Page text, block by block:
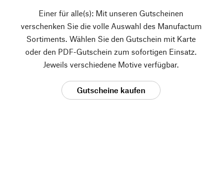
Einer für alle(s): Mit unseren Gutscheinen
verschenken Sie die volle Auswahl des Manufactum
Sortiments. Wählen Sie den Gutschein mit Karte
oder den PDF-Gutschein zum sofortigen Einsatz.
Jeweils verschiedene Motive verfügbar.
Gutscheine kaufen